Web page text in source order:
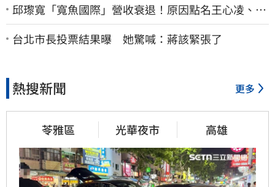
邱瓈寬「寬魚國際」營收衰退！原因點名王心凌、楊
丞琳網笑翻：太誠實
台北市長投票結果曝 她驚喊：蔣該緊張了
熱搜新聞 更多
苓雅區 光華夜市 高雄